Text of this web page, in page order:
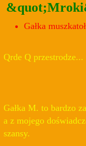
Gałka
Qrde Q przestrodze...
Gałka M. to bardzo
a z mojego
szansy.